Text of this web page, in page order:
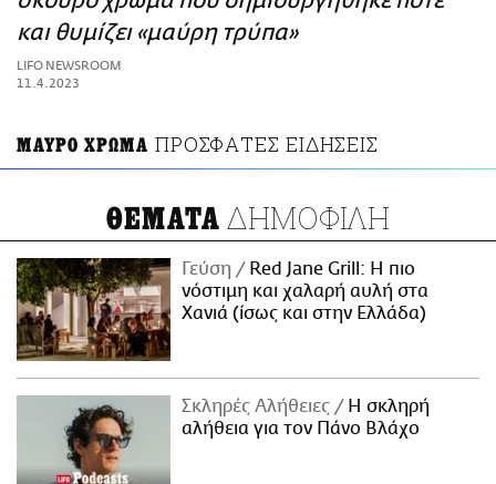
ΑΜΠΑ
PRINT
και θυμίζει «μαύρη τρύπα»
LIFO NEWSROOM
11.4.2023
ΜΑΥΡΟ ΧΡΩΜΑ ΠΡΟΣΦΑΤΕΣ ΕΙΔΗΣΕΙΣ
ΘΕΜΑΤΑ ΔΗΜΟΦΙΛΗ
Γεύση
Red Jane Grill: Η πιο
νόστιμη και χαλαρή αυλή στα
Χανιά (ίσως και στην Ελλάδα)
Σκληρές Αλήθειες
H σκληρή
αλήθεια για τον Πάνο Βλάχο